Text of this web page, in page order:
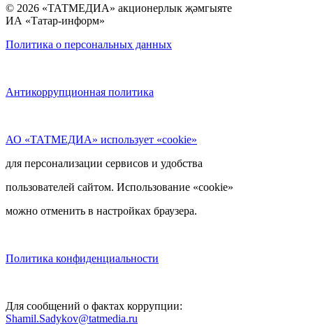
© 2026 «ТАТМЕДИА» акционерлык җәмгыяте
ИА «Татар-информ»
Политика о персональных данных
Антикоррупционная политика
АО «ТАТМЕДИА» использует «cookie»
для персонализации сервисов и удобства
пользователей сайтом. Использование «cookie»
можно отменить в настройках браузера.
Политика конфиденциальности
Для сообщений о фактах коррупции:
Shamil.Sadykov@tatmedia.ru